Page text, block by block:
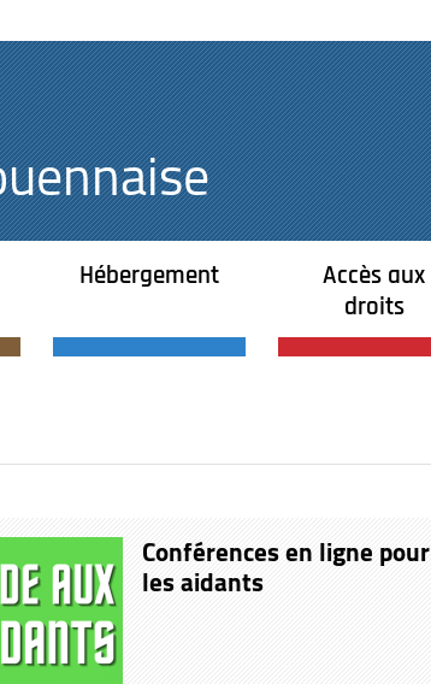
Hébergement
Accès aux
droits
Conférences en ligne pour
les aidants